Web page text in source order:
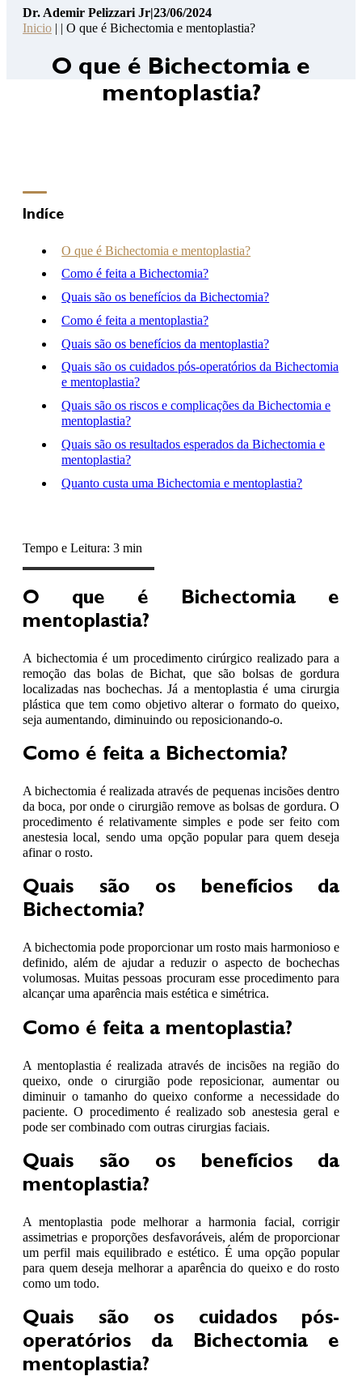
Pelizzari
14
Online
Clínica
Hospital
(46) 3262-2727
atendimento@drademirpelizzarijr.com.br
Whatsapp
Dr. Ademir Pelizzari Jr|23/06/2024
Inicio | | O que é Bichectomia e mentoplastia?
O que é Bichectomia e
mentoplastia?
Indíce
O que é Bichectomia e mentoplastia?
Como é feita a Bichectomia?
Quais são os benefícios da Bichectomia?
Como é feita a mentoplastia?
Quais são os benefícios da mentoplastia?
Quais são os cuidados pós-operatórios da Bichectomia
e mentoplastia?
Quais são os riscos e complicações da Bichectomia e
mentoplastia?
Quais são os resultados esperados da Bichectomia e
mentoplastia?
Quanto custa uma Bichectomia e mentoplastia?
Tempo e Leitura: 3 min
O que é Bichectomia e
mentoplastia?
A bichectomia é um procedimento cirúrgico realizado para a
remoção das bolas de Bichat, que são bolsas de gordura
localizadas nas bochechas. Já a mentoplastia é uma cirurgia
plástica que tem como objetivo alterar o formato do queixo,
seja aumentando, diminuindo ou reposicionando-o.
Como é feita a Bichectomia?
A bichectomia é realizada através de pequenas incisões dentro
da boca, por onde o cirurgião remove as bolsas de gordura. O
procedimento é relativamente simples e pode ser feito com
anestesia local, sendo uma opção popular para quem deseja
afinar o rosto.
Quais são os benefícios da
Bichectomia?
A bichectomia pode proporcionar um rosto mais harmonioso e
definido, além de ajudar a reduzir o aspecto de bochechas
volumosas. Muitas pessoas procuram esse procedimento para
alcançar uma aparência mais estética e simétrica.
Como é feita a mentoplastia?
A mentoplastia é realizada através de incisões na região do
queixo, onde o cirurgião pode reposicionar, aumentar ou
diminuir o tamanho do queixo conforme a necessidade do
paciente. O procedimento é realizado sob anestesia geral e
pode ser combinado com outras cirurgias faciais.
Quais são os benefícios da
mentoplastia?
A mentoplastia pode melhorar a harmonia facial, corrigir
assimetrias e proporções desfavoráveis, além de proporcionar
um perfil mais equilibrado e estético. É uma opção popular
para quem deseja melhorar a aparência do queixo e do rosto
como um todo.
Quais são os cuidados pós-
operatórios da Bichectomia e
mentoplastia?